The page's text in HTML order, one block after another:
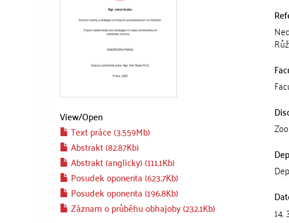
View/Open
Text práce (3.559Mb)
Abstrakt (82.87Kb)
Abstrakt (anglicky) (111.1Kb)
Posudek oponenta (623.7Kb)
Posudek oponenta (196.8Kb)
Záznam o průběhu obhajoby (232.1Kb)
14.